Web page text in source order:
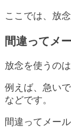
ここでは、放
間違ってメ
放念を使うの
例えば、急い
などです。
間違ってメー